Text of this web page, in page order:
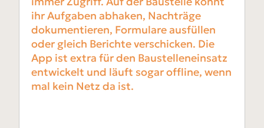
ihr Aufgaben abhaken, Nachträge
dokumentieren, Formulare ausfüllen
oder gleich Berichte verschicken. Die
App ist extra für den Baustelleneinsatz
entwickelt und läuft sogar offline, wenn
mal kein Netz da ist.